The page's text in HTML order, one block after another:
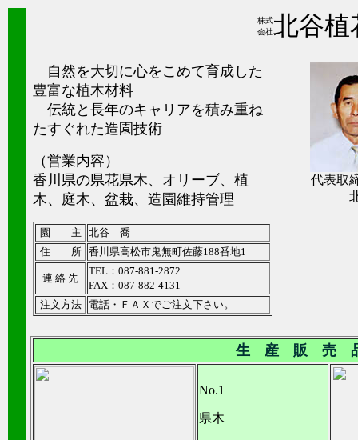
株式
会社北谷植
自然を大切に心をこめて育成した
豊富な植木材料
伝統と長年のキャリアを積み重ね
たすぐれた造園技術
（営業内容）
香川県の県花県木、オリーブ、植
木、庭木、盆栽、造園維持管理
園 主
北谷 喬
住 所
香川県高松市鬼無町佐藤188番地1
連 絡 先
TEL：087-881-2872
FAX：087-882-4131
注文方法
電話・ＦＡＸでご注文下さい。
代表
北
生 産 販 売
No.1
県木